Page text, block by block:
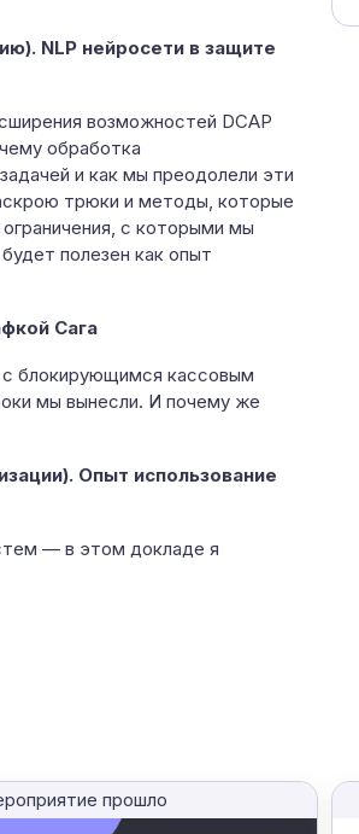
NLP нейросети в защите
возможностей DCAP
обработка
и как мы преодолели эти
трюки и методы, которые
с которыми мы
полезен как опыт
Сага
с блокирующимся кассовым
мы вынесли. И почему же
Опыт использование
— в этом докладе я
прошло